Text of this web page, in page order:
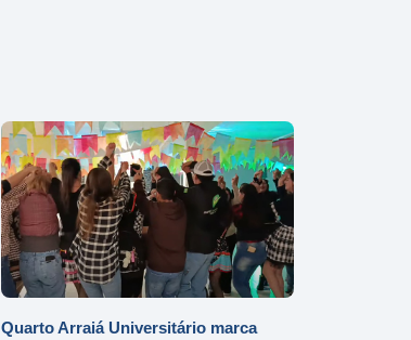
Quarto Arraiá Universitário marca